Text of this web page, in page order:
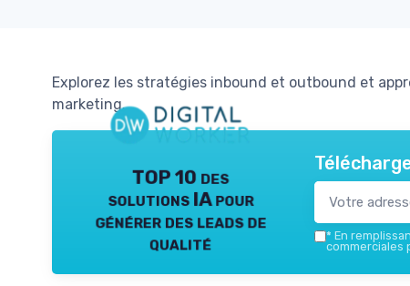
Explorez les stratégies inbound et outbound et
marketing.
TOP 10 des
solutions IA pour
générer des leads de
qualité
* En
commerciales